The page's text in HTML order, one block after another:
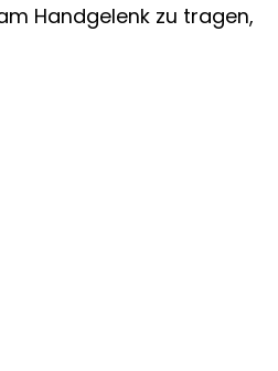
Handgelenk zu tragen,